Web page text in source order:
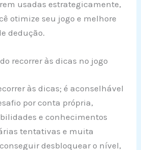
usadas estrategicamente,
otimize seu jogo e melhore
dedução.
recorrer às dicas no jogo
às dicas; é aconselhável
por conta própria,
e conhecimentos
tentativas e muita
desbloquear o nível,